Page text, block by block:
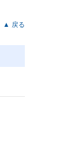
▲ 戻る